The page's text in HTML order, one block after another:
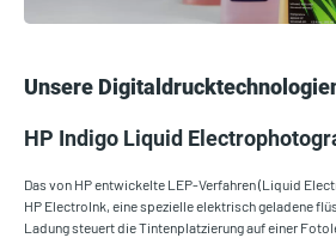
Unsere
HP Indigo Liquid
Das von HP entwickelte LEP-Verfahren (Liquid
HP ElectroInk, eine spezielle elektrisch geladene
Ladung steuert die Tintenplatzierung auf einer